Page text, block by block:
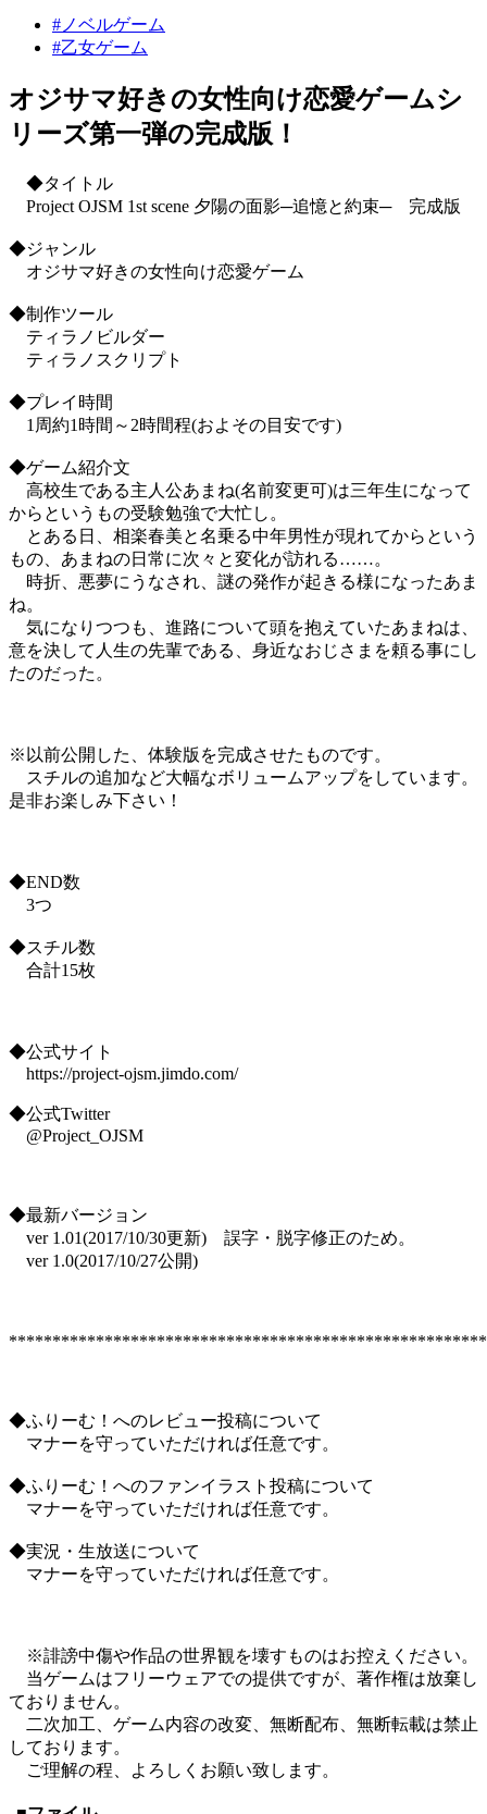
#ノベルゲーム
#乙女ゲーム
オジサマ好きの女性向け恋愛ゲームシ
リーズ第一弾の完成版！
◆タイトル
Project OJSM 1st scene 夕陽の面影─追憶と約束─ 完成版
◆ジャンル
オジサマ好きの女性向け恋愛ゲーム
◆制作ツール
ティラノビルダー
ティラノスクリプト
◆プレイ時間
1周約1時間～2時間程(およその目安です)
◆ゲーム紹介文
高校生である主人公あまね(名前変更可)は三年生になって
からというもの受験勉強で大忙し。
とある日、相楽春美と名乗る中年男性が現れてからという
もの、あまねの日常に次々と変化が訪れる……。
時折、悪夢にうなされ、謎の発作が起きる様になったあま
ね。
気になりつつも、進路について頭を抱えていたあまねは、
意を決して人生の先輩である、身近なおじさまを頼る事にし
たのだった。
※以前公開した、体験版を完成させたものです。
スチルの追加など大幅なボリュームアップをしています。
是非お楽しみ下さい！
◆END数
3つ
◆スチル数
合計15枚
◆公式サイト
https://project-ojsm.jimdo.com/
◆公式Twitter
@Project_OJSM
◆最新バージョン
ver 1.01(2017/10/30更新) 誤字・脱字修正のため。
ver 1.0(2017/10/27公開)
◆ふりーむ！へのレビュー投稿について
マナーを守っていただければ任意です。
◆ふりーむ！へのファンイラスト投稿について
マナーを守っていただければ任意です。
◆実況・生放送について
マナーを守っていただければ任意です。
※誹謗中傷や作品の世界観を壊すものはお控えください。
当ゲームはフリーウェアでの提供ですが、著作権は放棄し
ておりません。
二次加工、ゲーム内容の改変、無断配布、無断転載は禁止
しております。
ご理解の程、よろしくお願い致します。